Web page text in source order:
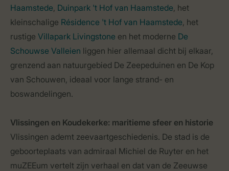
Haamstede, Duinpark 't Hof van Haamstede, het
kleinschalige Résidence 't Hof van Haamstede, het
rustige Villapark Livingstone en het moderne De
Schouwse Valleien liggen hier allemaal dicht bij elkaar,
grenzend aan natuurgebied De Zeepeduinen en De Kop
van Schouwen, ideaal voor lange strand- en
boswandelingen.
Vlissingen en Koudekerke: maritieme sfeer en historie
Vlissingen ademt zeevaartgeschiedenis. De stad is de
geboorteplaats van admiraal Michiel de Ruyter en het
muZEEum vertelt zijn verhaal en dat van de Zeeuwse